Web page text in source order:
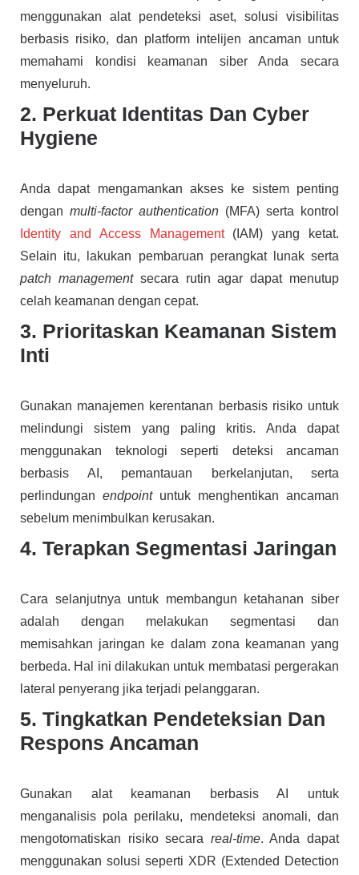
menggunakan alat pendeteksi aset, solusi visibilitas
berbasis risiko, dan platform intelijen ancaman untuk
memahami kondisi keamanan siber Anda secara
menyeluruh.
2. Perkuat Identitas Dan Cyber
Hygiene
Anda dapat mengamankan akses ke sistem penting
dengan multi-factor authentication (MFA) serta kontrol
Identity and Access Management(IAM) yang ketat.
Selain itu, lakukan pembaruan perangkat lunak serta
patch managementsecara rutin agar dapat menutup
celah keamanan dengan cepat.
3. Prioritaskan Keamanan Sistem
Inti
Gunakan manajemen kerentanan berbasis risiko untuk
melindungi sistem yang paling kritis. Anda dapat
menggunakan teknologi seperti deteksi ancaman
berbasis AI, pemantauan berkelanjutan, serta
perlindungan endpointuntuk menghentikan ancaman
sebelum menimbulkan kerusakan.
4. Terapkan Segmentasi Jaringan
Cara selanjutnya untuk membangun ketahanan siber
adalah dengan melakukan segmentasi dan
memisahkan jaringan ke dalam zona keamanan yang
berbeda. Hal ini dilakukan untuk membatasi pergerakan
lateral penyerang jika terjadi pelanggaran.
5. Tingkatkan Pendeteksian Dan
Respons Ancaman
Gunakan alat keamanan berbasis AI untuk
menganalisis pola perilaku, mendeteksi anomali, dan
mengotomatiskan risiko secara real-time. Anda dapat
menggunakan solusi seperti XDR (Extended Detection